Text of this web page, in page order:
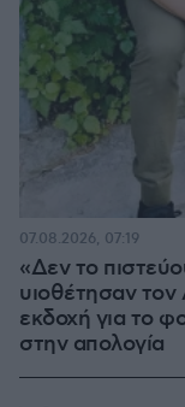
«Δεν το
υιοθέτησαν
εκδοχή για το
στην απολογία
07.08.2026, 07:19